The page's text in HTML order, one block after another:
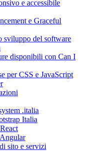
e accessibile
e Graceful
sviluppo del software
disponibili con Can I
per CSS e JavaScript
.italia
Italia
sito e servizi